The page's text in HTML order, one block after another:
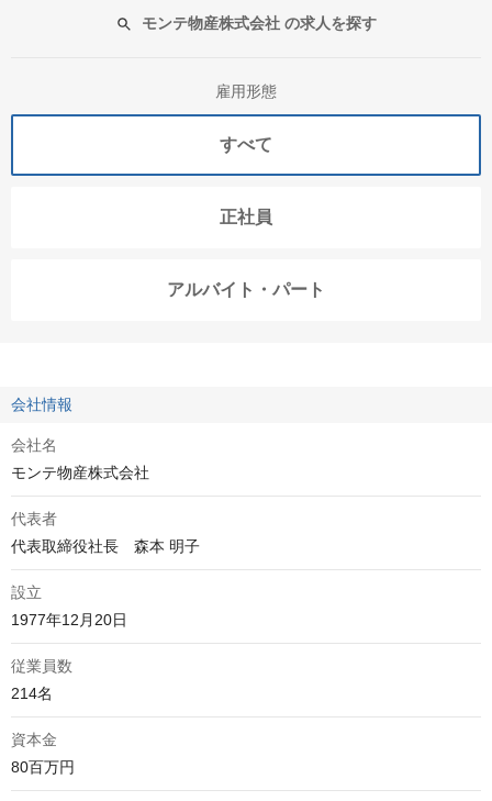
モンテ物産株式会社 の求人を探す
雇用形態
すべて
正社員
アルバイト・パート
会社情報
会社名
モンテ物産株式会社
代表者
代表取締役社長　森本 明子
設立
1977年12月20日
従業員数
214名
資本金
80百万円